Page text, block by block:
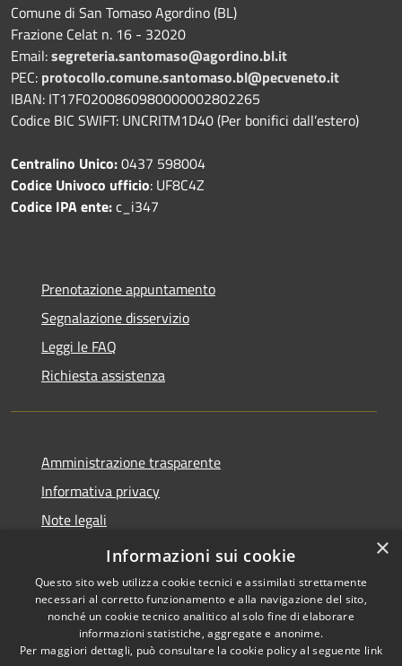
Comune di San Tomaso Agordino (BL)
Frazione Celat n. 16 - 32020
Email:segreteria.santomaso@agordino.bl.it
PEC: protocollo.comune.santomaso.bl@pecveneto.it
IBAN: IT17F0200860980000002802265
Codice BIC SWIFT: UNCRITM1D40 (Per bonifici dall’estero)
Centralino Unico:0437 598004
Codice Univoco ufficio: UF8C4Z
Codice IPA ente:c_i347
Prenotazione appuntamento
Segnalazione disservizio
Leggi le FAQ
Richiesta assistenza
Amministrazione trasparente
Informativa privacy
Note legali
Dichiarazione di accessibilità
Accessibilità
Copyright © 2026 • Comune di
San Tomaso Agordino •
×
Informazioni sui cookie
Questo sito web utilizza cookie tecnici e assimilati strettamente
necessari al corretto funzionamento e alla navigazione del sito,
nonché un cookie tecnico analitico al solo fine di elaborare
informazioni statistiche, aggregate e anonime.
Per maggiori dettagli, può consultare la cookie policy al seguente link